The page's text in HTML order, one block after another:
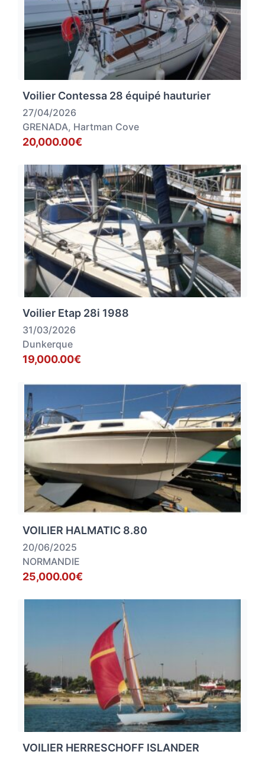
Voilier Contessa 28 équipé hauturier
27/04/2026
GRENADA, Hartman Cove
20,000.00€
Voilier Etap 28i 1988
31/03/2026
Dunkerque
19,000.00€
VOILIER HALMATIC 8.80
20/06/2025
NORMANDIE
25,000.00€
VOILIER HERRESCHOFF ISLANDER